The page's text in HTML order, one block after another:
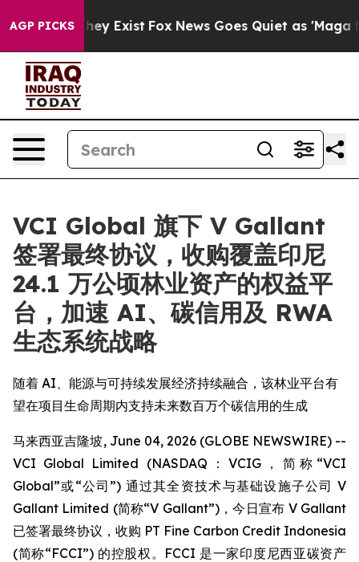
AGP PICKSThey Exist Fox News Goes Quiet as 'Maga
VCI Global 旗下 V Gallant
签署最终协议，收购覆盖印尼
24.1 万公顷林业资产的权益平
台，加速 AI、碳信用及 RWA
生态系统战略
随着 AI、能源与可持续发展经济持续融合，该林业平台有
望在项目生命周期内支持未来数百万个碳信用的生成
马来西亚吉隆坡, June 04, 2026 (GLOBE NEWSWIRE) --
VCI Global Limited (NASDAQ：VCIG，简称“VCI
Global”或“公司”) 通过其全资技术与基础设施子公司 V
Gallant Limited (简称“V Gallant”)，今日宣布 V Gallant
已签署最终协议，收购 PT Fine Carbon Credit Indonesia
(简称“FCCI”) 的控股权。FCCI 是一家印度尼西亚碳资产